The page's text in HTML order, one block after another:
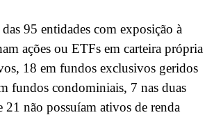
95 entidades com exposição à
ações ou ETFs em carteira própria
18 em fundos exclusivos geridos
fundos condominiais, 7 nas duas
21 não possuíam ativos de renda